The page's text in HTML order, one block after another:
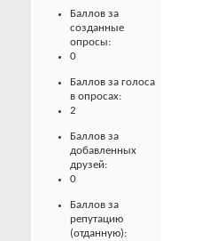
Баллов за
созданные
опросы:
0
Баллов за голоса
в опросах:
2
Баллов за
добавленных
друзей:
0
Баллов за
репутацию
(отданную):